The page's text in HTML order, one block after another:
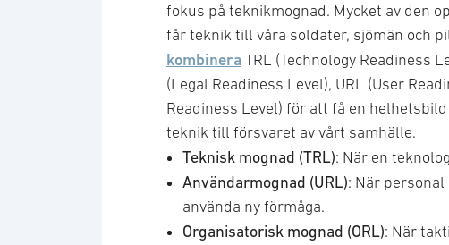
fokus på teknikmognad. Mycket av den
får teknik till våra soldater, sjömän och
kombinera TRL (Technology Readiness
(Legal Readiness Level), URL (User
Readiness Level) för att få en
teknik till försvaret av vårt samhälle.
Teknisk mognad (TRL): När en
Användarmognad (URL): När
använda ny förmåga.
Organisatorisk mognad (ORL): När